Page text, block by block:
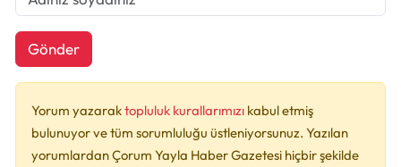
Gönder
Yorum yazaraktopluluk kurallarımızı kabul etmiş
bulunuyor ve tüm sorumluluğu üstleniyorsunuz. Yazılan
yorumlardan Çorum Yayla Haber Gazetesi hiçbir şekilde